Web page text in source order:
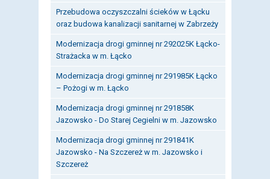
Przebudowa oczyszczalni ścieków w Łącku
oraz budowa kanalizacji sanitarnej w Zabrzeży
Modernizacja drogi gminnej nr 292025K Łącko-
Strażacka w m. Łącko
Modernizacja drogi gminnej nr 291985K Łącko
– Pożogi w m. Łącko
Modernizacja drogi gminnej nr 291858K
Jazowsko - Do Starej Cegielni w m. Jazowsko
Modernizacja drogi gminnej nr 291841K
Jazowsko - Na Szczereż w m. Jazowsko i
Szczereż